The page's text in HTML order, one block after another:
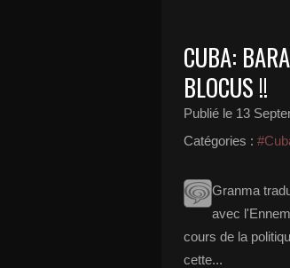
CUBA:
BLOCUS !!
Publié le 13
Catégories :
Granma
avec
cours de la
cette...